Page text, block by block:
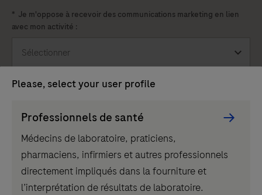
* Je m'oppose à recevoir des communications marketing en lien
avec mon activité :
Les données collectées dans le cadre de ce formulaire sont
Please, select your user profile
Picker
component
Professionnels de santé
Médecins de laboratoire, praticiens,
pharmaciens, infirmiers et autres professionnels
directement impliqués dans la fourniture et
l’interprétation de résultats de laboratoire.